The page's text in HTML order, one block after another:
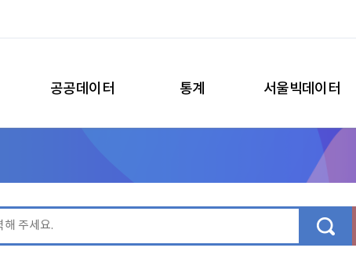
공공데이터 통계 서울빅데이터